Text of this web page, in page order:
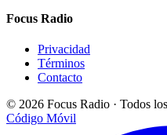
Focus Radio
Privacidad
Términos
Contacto
© 2026 Focus Radio · Todos
Código Móvil